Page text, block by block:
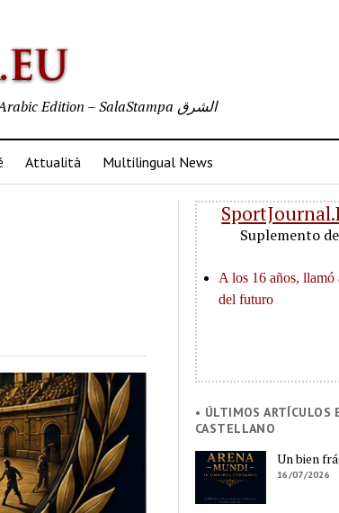
Multilingual Tabloid / The Dragon Mirror / The Mediterranean Desk – Arabic Edition – SalaStampa الشرق
Attualità Multilingual News
Suplemento
• ÚLTIMOS ARTÍCULOS
CASTELLANO
Un bien
16/07/2026